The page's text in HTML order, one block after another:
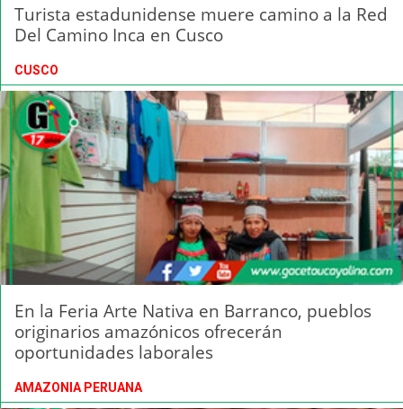
Turista estadunidense muere camino a la Red
Del Camino Inca en Cusco
CUSCO
En la Feria Arte Nativa en Barranco, pueblos
originarios amazónicos ofrecerán
oportunidades laborales
AMAZONIA PERUANA